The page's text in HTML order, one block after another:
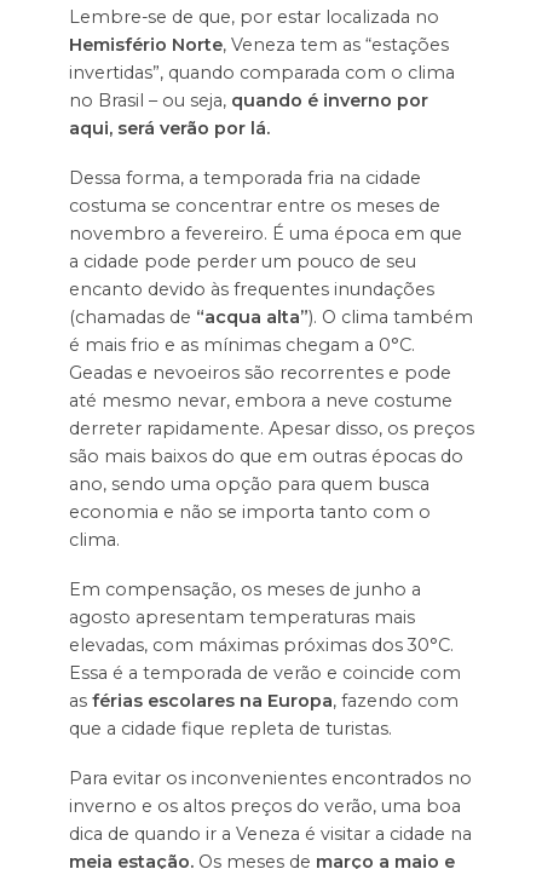
Lembre-se de que, por estar localizada no
Hemisfério Norte, Veneza tem as “estações
invertidas”, quando comparada com o clima
no Brasil – ou seja, quando é inverno por
aqui, será verão por lá.
Dessa forma, a temporada fria na cidade
costuma se concentrar entre os meses de
novembro a fevereiro. É uma época em que
a cidade pode perder um pouco de seu
encanto devido às frequentes inundações
(chamadas de “acqua alta”). O clima também
é mais frio e as mínimas chegam a 0°C.
Geadas e nevoeiros são recorrentes e pode
até mesmo nevar, embora a neve costume
derreter rapidamente. Apesar disso, os preços
são mais baixos do que em outras épocas do
ano, sendo uma opção para quem busca
economia e não se importa tanto com o
clima.
Em compensação, os meses de junho a
agosto apresentam temperaturas mais
elevadas, com máximas próximas dos 30°C.
Essa é a temporada de verão e coincide com
as férias escolares na Europa, fazendo com
que a cidade fique repleta de turistas.
Para evitar os inconvenientes encontrados no
inverno e os altos preços do verão, uma boa
dica de quando ir a Veneza é visitar a cidade na
meia estação.Os meses de março a maio e